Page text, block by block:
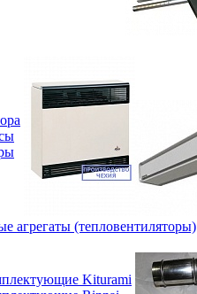
агрегаты (тепловентиляторы)
Kiturami